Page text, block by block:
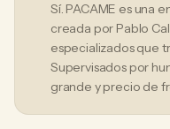
Sí. PACAME es una
creada por Pablo
especializados que
Supervisados por
grande y precio de